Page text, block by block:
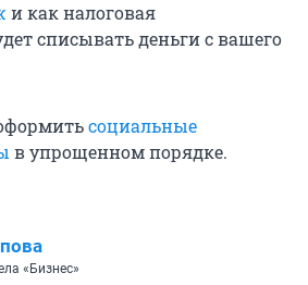
и как налоговая
списывать деньги с вашего
социальные
в упрощенном порядке.
«Бизнес»